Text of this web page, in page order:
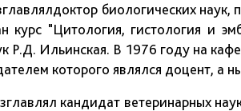
биологических наук,
курс "Цитология, гистология и
Р.Д. Ильинская. В 1976 году на
которого являлся доцент,
кандидат ветеринарных